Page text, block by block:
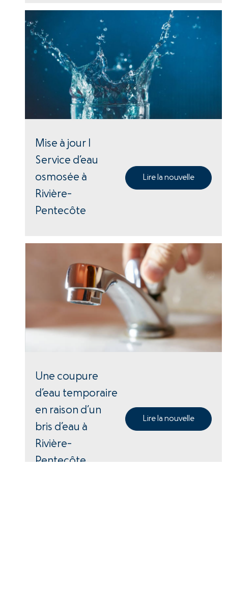
Mise à jour |
Service d’eau
osmosée à
Rivière-
Pentecôte
Lire la nouvelle
Une coupure
d’eau temporaire
en raison d’un
bris d’eau à
Rivière-
Pentecôte
Lire la nouvelle